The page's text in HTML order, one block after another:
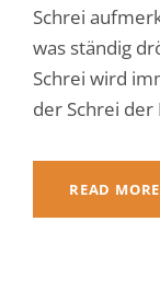
Schrei
was ständig
Schrei wird
der Schrei der
READ MORE